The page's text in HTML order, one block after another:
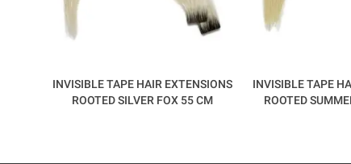
INVISIBLE TAPE HAIR EXTENSIONS
ROOTED SILVER FOX 55 CM
INVISIBLE TAPE
ROOTED